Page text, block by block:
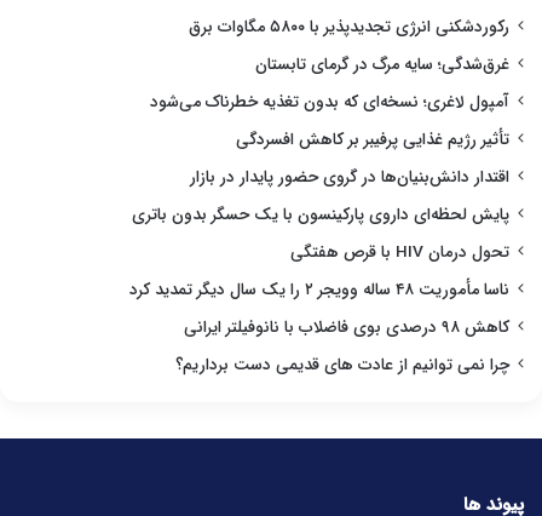
رکوردشکنی انرژی تجدیدپذیر با ۵۸۰۰ مگاوات برق
غرق‌شدگی؛ سایه مرگ در گرمای تابستان
آمپول لاغری؛ نسخه‌ای که بدون تغذیه خطرناک می‌شود
تأثیر رژیم غذایی پرفیبر بر کاهش افسردگی
اقتدار دانش‌بنیان‌ها در گروی حضور پایدار در بازار
پایش لحظه‌ای داروی پارکینسون با یک حسگر بدون باتری
تحول درمان HIV با قرص هفتگی
ناسا مأموریت ۴۸ ساله وویجر ۲ را یک سال دیگر تمدید کرد
کاهش ۹۸ درصدی بوی فاضلاب با نانوفیلتر ایرانی
چرا نمی توانیم از عادت های قدیمی دست برداریم؟
پیوند ها